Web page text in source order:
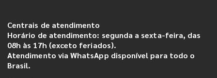
Centrais de atendimento
Horário de atendimento: segunda a sexta-feira, das
08h às 17h (exceto feriados).
Atendimento via WhatsApp disponível para todo o
Brasil.